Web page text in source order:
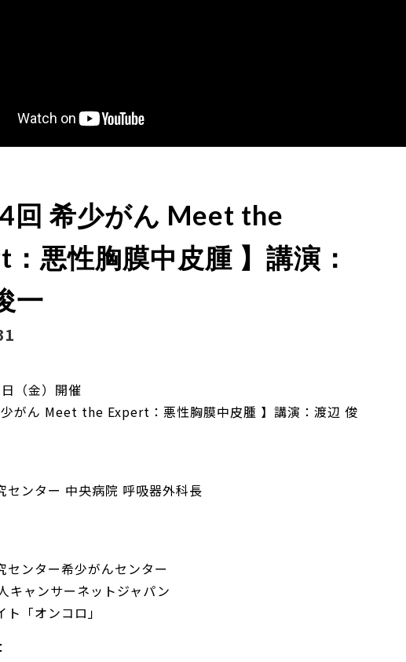
回 希少がん Meet the
悪性胸膜中皮腫 】講演：
一
（金）開催
少がん Meet the Expert：悪性胸膜中皮腫 】講演：渡辺 俊
センター 中央病院 呼吸器外科長
センター希少がんセンター
キャンサーネットジャパン
「オンコロ」